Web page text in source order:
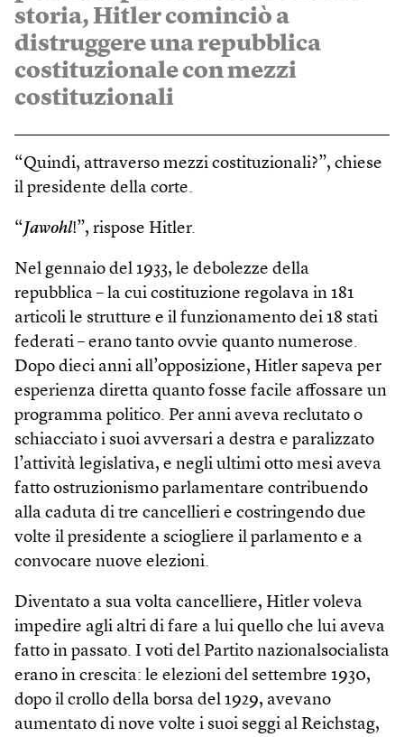
storia, Hitler cominciò a
distruggere una repubblica
costituzionale con mezzi
costituzionali
“Quindi, attraverso mezzi costituzionali?”, chiese
il presidente della corte.
“Jawohl!”, rispose Hitler.
Nel gennaio del 1933, le debolezze della
repubblica – la cui costituzione regolava in 181
articoli le strutture e il funzionamento dei 18 stati
federati – erano tanto ovvie quanto numerose.
Dopo dieci anni all’opposizione, Hitler sapeva per
esperienza diretta quanto fosse facile affossare un
programma politico. Per anni aveva reclutato o
schiacciato i suoi avversari a destra e paralizzato
l’attività legislativa, e negli ultimi otto mesi aveva
fatto ostruzionismo parlamentare contribuendo
alla caduta di tre cancellieri e costringendo due
volte il presidente a sciogliere il parlamento e a
convocare nuove elezioni.
Diventato a sua volta cancelliere, Hitler voleva
impedire agli altri di fare a lui quello che lui aveva
fatto in passato. I voti del Partito nazionalsocialista
erano in crescita: le elezioni del settembre 1930,
dopo il crollo della borsa del 1929, avevano
aumentato di nove volte i suoi seggi al Reichstag,